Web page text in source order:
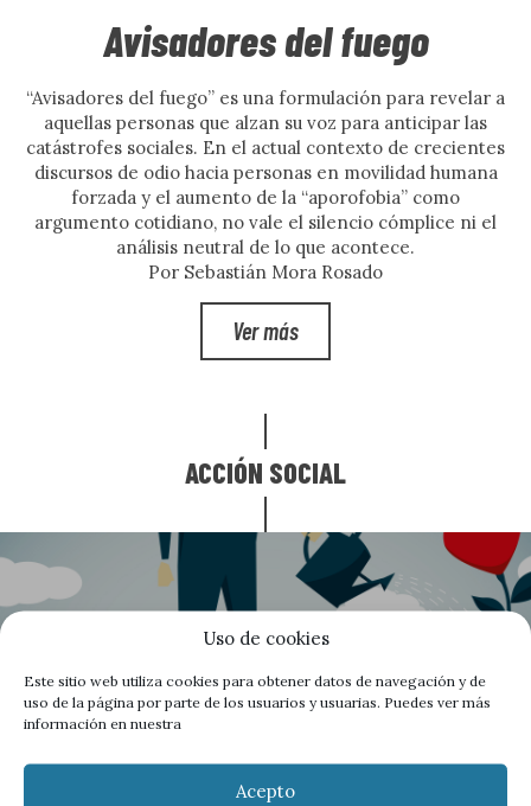
Uso de cookies
Este sitio web utiliza cookies para obtener datos de navegación y de
uso de la página por parte de los usuarios y usuarias. Puedes ver más
información en nuestra
Acepto
Avisadores del fuego
“Avisadores del fuego” es una formulación para revelar a
aquellas personas que alzan su voz para anticipar las
catástrofes sociales. En el actual contexto de crecientes
discursos de odio hacia personas en movilidad humana
forzada y el aumento de la “aporofobia” como
argumento cotidiano, no vale el silencio cómplice ni el
análisis neutral de lo que acontece.
Por Sebastián Mora Rosado
Ver más
ACCIÓN SOCIAL